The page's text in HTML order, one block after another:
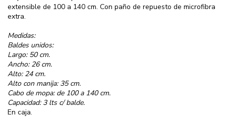
extensible de 100 a 140 cm. Con paño de repuesto de microfibra
extra.
Medidas:
Baldes unidos:
Largo: 50 cm.
Ancho: 26 cm.
Alto: 24 cm.
Alto con manija: 35 cm.
Cabo de mopa: de 100 a 140 cm.
Capacidad: 3 lts c/ balde.
En caja.